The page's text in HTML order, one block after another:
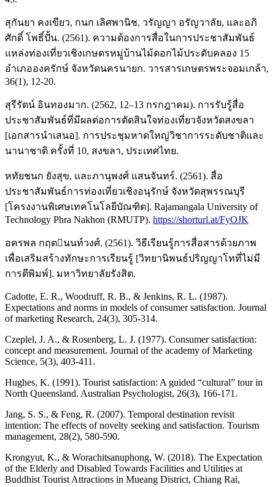
สุกันยา คงเขียว, กนก เลิศพานิช, วรัญญา อรัญวาลัย, และอภิ
ศักดิ์ โพธิ์ปั้น. (2561). ความต้องการสื่อในการประชาสัมพันธ์
แหล่งท่องเที่ยวเชิงเกษตรหมู่บ้านไม้ดอกไม้ประดับคลอง 15
อำเภอองครักษ์ จังหวัดนครนายก. วารสารเกษตรพระจอมเกล้า,
36(1), 12-20.
สุรีรัตน์ อินทองมาก. (2562, 12–13 กรกฎาคม). การรับรู้สื่อ
ประชาสัมพันธ์ที่มีผลต่อการตัดสินใจท่องเที่ยวจังหวัดสงขลา
[เอกสารนำเสนอ]. การประชุมหาดใหญ่วิชาการระดับชาติและ
นานาชาติ ครั้งที่ 10, สงขลา, ประเทศไทย.
หทัยชนก ยังสุข, และภานุพงศ์ แสนจันทร์. (2561). สื่อ
ประชาสัมพันธ์การท่องเที่ยวเชิงอนุรักษ์ จังหวัดสุพรรณบุรี
[โครงงานพิเศษเทคโนโลยีบัณฑิต]. Rajamangala University of
Technology Phra Nakhon (RMUTP). https://shorturl.at/FyOJK
อครพล กฤตนนท์วงศ์. (2561). วิธีเรียนรู้การสื่อสารด้วยภาพ
เพื่อเสริมสร้างทักษะการเรียนรู้ [วิทยานิพนธ์ปริญญาโทที่ไม่มี
การตีพิมพ์]. มหาวิทยาลัยรังสิต.
Cadotte, E. R., Woodruff, R. B., & Jenkins, R. L. (1987).
Expectations and norms in models of consumer satisfaction. Journal
of marketing Research, 24(3), 305-314.
Czeplel, J. A., & Rosenberg, L. J. (1977). Consumer satisfaction:
concept and measurement. Journal of the academy of Marketing
Science, 5(3), 403-411.
Hughes, K. (1991). Tourist satisfaction: A guided “cultural” tour in
North Queensland. Australian Psychologist, 26(3), 166-171.
Jang, S. S., & Feng, R. (2007). Temporal destination revisit
intention: The effects of novelty seeking and satisfaction. Tourism
management, 28(2), 580-590.
Krongyut, K., & Worachitsanuphong, W. (2018). The Expectation
of the Elderly and Disabled Towards Facilities and Utilities at
Buddhist Tourist Attractions in Mueang District, Chiang Rai,